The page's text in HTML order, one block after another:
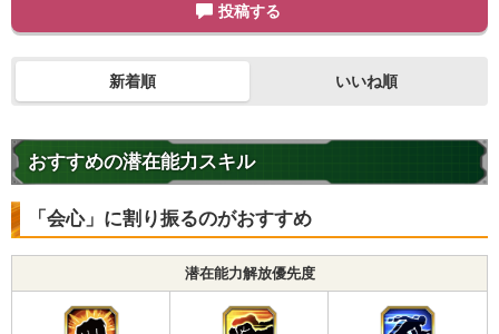
投稿する
新着順 いいね順
おすすめの潜在能力スキル
「会心」に割り振るのがおすすめ
潜在能力解放優先度